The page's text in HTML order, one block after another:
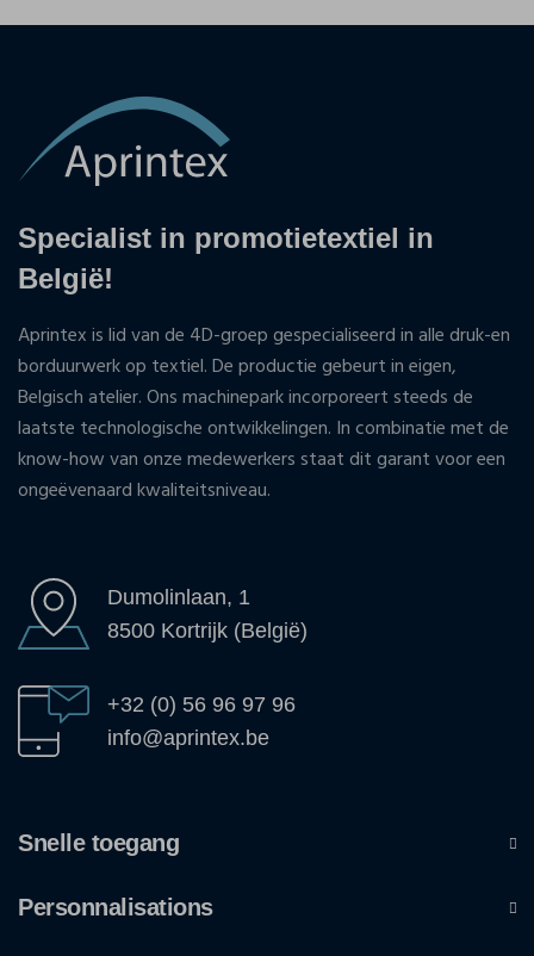
Specialist in promotietextiel in
België!
Aprintex is lid van de 4D-groep gespecialiseerd in alle druk-en
borduurwerk op textiel. De productie gebeurt in eigen,
Belgisch atelier. Ons machinepark incorporeert steeds de
laatste technologische ontwikkelingen. In combinatie met de
know-how van onze medewerkers staat dit garant voor een
ongeëvenaard kwaliteitsniveau.
Dumolinlaan, 1
8500 Kortrijk (België)
+32 (0) 56 96 97 96
info@aprintex.be
Snelle toegang
Personnalisations